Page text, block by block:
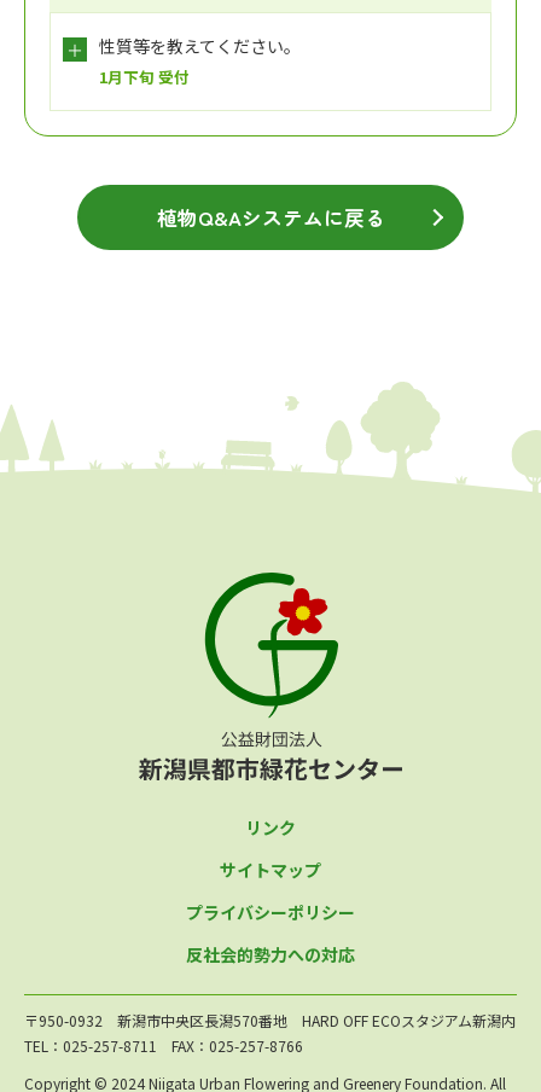
性質等を教えてください。
1月下旬 受付
植物Q&Aシステムに戻る
リンク
サイトマップ
プライバシーポリシー
反社会的勢力への対応
〒950-0932 新潟市中央区長潟570番地 HARD OFF ECOスタジアム新潟内
TEL：025-257-8711 FAX：025-257-8766
Copyright © 2024 Niigata Urban Flowering and Greenery Foundation. All